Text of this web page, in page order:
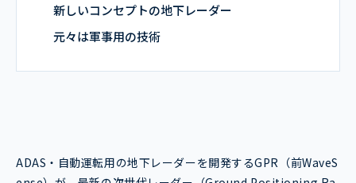
新しいコンセプトの地下レーダー
元々は軍事用の技術
ADAS・自動運転用の地下レーダーを開発するGPR（前WaveS